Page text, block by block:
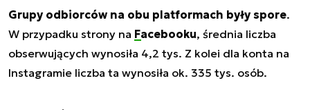
Grupy odbiorców na obu platformach były spore.
W przypadku strony na Facebooku, średnia liczba
obserwujących wynosiła 4,2 tys. Z kolei dla konta na
Instagramie liczba ta wynosiła ok. 335 tys. osób.